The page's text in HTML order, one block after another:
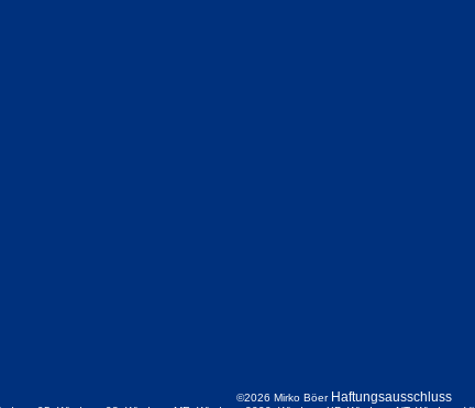
©2026 Mirko Böer Haftungsausschluss